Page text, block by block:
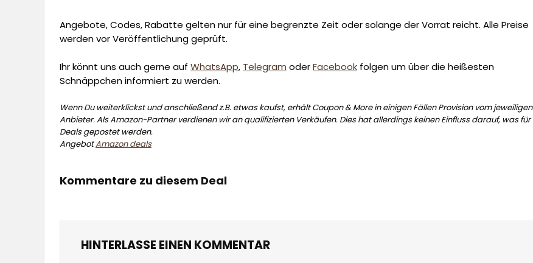
Angebote, Codes, Rabatte gelten nur für eine begrenzte Zeit oder solange der Vorrat reicht. Alle Preise
werden vor Veröffentlichung geprüft.
Ihr könnt uns auch gerne auf WhatsApp, Telegram oderFacebook folgen um über die heißesten
Schnäppchen informiert zu werden.
Wenn Du weiterklickst und anschließend z.B. etwas kaufst, erhält Coupon & More in einigen Fällen Provision vom jeweiligen
Anbieter. Als Amazon-Partner verdienen wir an qualifizierten Verkäufen. Dies hat allerdings keinen Einfluss darauf, was für
Deals gepostet werden.
AngebotAmazon deals
Kommentare zu diesem Deal
HINTERLASSE EINEN KOMMENTAR